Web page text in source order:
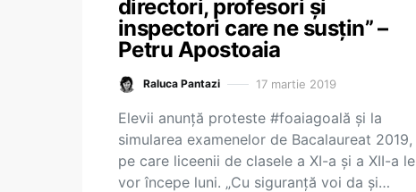
directori, profesori și
inspectori care ne susțin” –
Petru Apostoaia
Raluca Pantazi 17 martie 2019
Elevii anunță proteste #foaiagoală și la
simularea examenelor de Bacalaureat 2019,
pe care liceenii de clasele a XI-a și a XII-a le
vor începe luni. „Cu siguranță voi da și…